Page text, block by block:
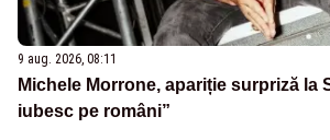
9 aug. 2026, 08:11
Michele Morrone, apariție surpriză la
iubesc pe români”